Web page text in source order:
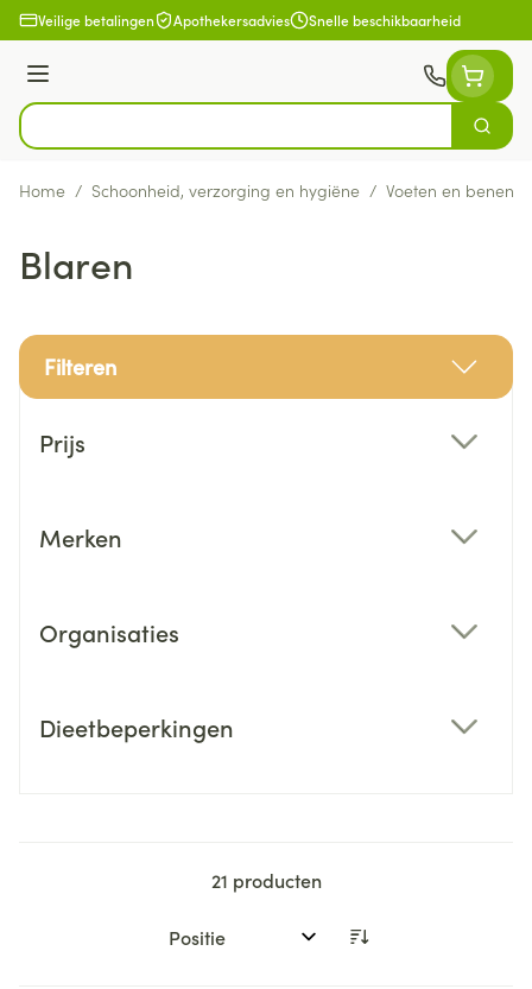
Ga naar de inhoud
Veilige betalingen Apothekersadvies Snelle beschikbaarheid
Menu
Product, merk, categorie...
Zoek
Home / Schoonheid, verzorging en hygiëne / Voeten en benen
Blaren
Filteren
Prijs
Merken
Organisaties
Dieetbeperkingen
21 producten
Sorteer op: